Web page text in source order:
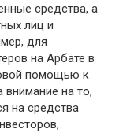
средства, а
лиц и
для
на Арбате в
помощью к
внимание на то,
на средства